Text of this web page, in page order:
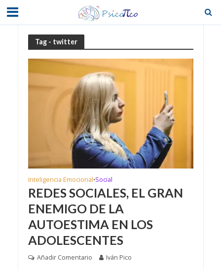
Tag - twitter
Inteligencia Emocional•Social
REDES SOCIALES, EL GRAN
ENEMIGO DE LA
AUTOESTIMA EN LOS
ADOLESCENTES
Añadir Comentario Iván Pico